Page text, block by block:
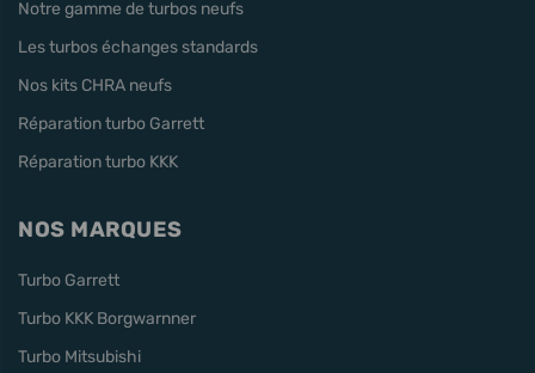
Notre gamme de turbos neufs
Les turbos échanges standards
Nos kits CHRA neufs
Réparation turbo Garrett
Réparation turbo KKK
NOS MARQUES
Turbo Garrett
Turbo KKK Borgwarnner
Turbo Mitsubishi